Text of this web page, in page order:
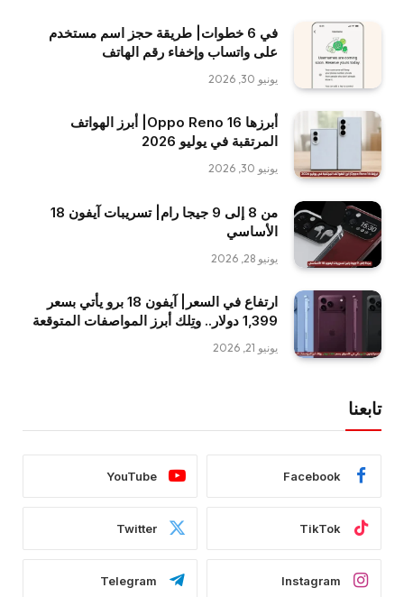
في 6 خطوات| طريقة حجز اسم مستخدم
على واتساب وإخفاء رقم الهاتف
يونيو 30, 2026
أبرزها Oppo Reno 16| أبرز الهواتف
المرتقبة في يوليو 2026
يونيو 30, 2026
من 8 إلى 9 جيجا رام| تسريبات آيفون 18
الأساسي
يونيو 28, 2026
ارتفاع في السعر| آيفون 18 برو يأتي بسعر
1,399 دولار.. وتِلك أبرز المواصفات المتوقعة
يونيو 21, 2026
تابعنا
Facebook
YouTube
TikTok
Twitter
Instagram
Telegram